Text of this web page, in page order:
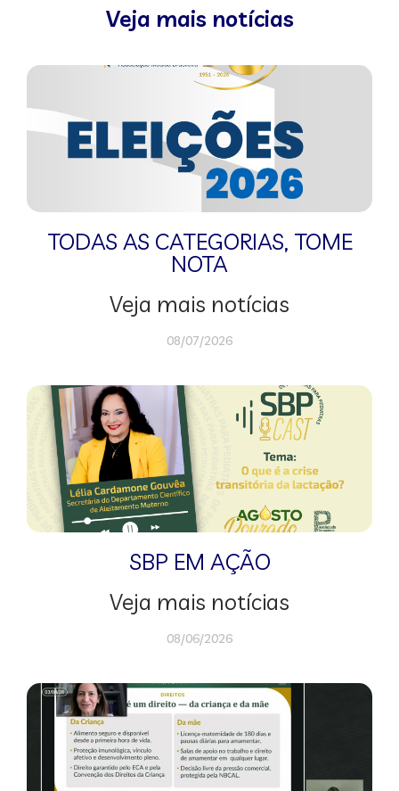
Veja mais notícias
TODAS AS CATEGORIAS, TOME
NOTA
Veja mais notícias
08/07/2026
SBP EM AÇÃO
Veja mais notícias
08/06/2026